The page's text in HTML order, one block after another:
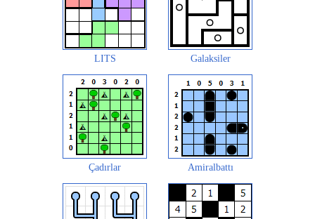
LITS Galaksiler
Çadırlar Amiralbattı